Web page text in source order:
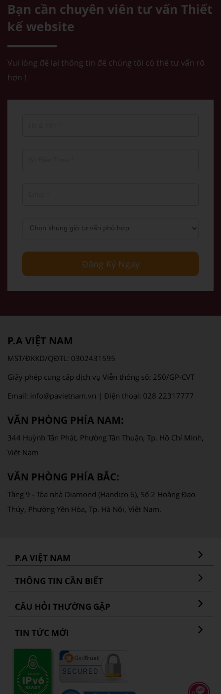
Bạn cần chuyên viên tư vấn Thiết
kế website
Vui lòng để lại thông tin để chúng tôi có thể tư vấn rõ
hơn !
Đăng Ký Ngay
P.A VIỆT NAM
MST/ĐKKD/QĐTL: 0302431595
Giấy phép cung cấp dịch vụ Viễn thông số: 250/GP-CVT
Email: info@pavietnam.vn | Điện thoại: 028 22317777
VĂN PHÒNG PHÍA NAM:
344 Huỳnh Tấn Phát, Phường Tân Thuận, Tp. Hồ Chí Minh,
Việt Nam
VĂN PHÒNG PHÍA BẮC:
Tầng 9 - Tòa nhà Diamond (Handico 6), Số 2 Hoàng Đạo
Thúy, Phường Yên Hòa, Tp. Hà Nội, Việt Nam.
P.A VIỆT NAM
THÔNG TIN CẦN BIẾT
CÂU HỎI THƯỜNG GẶP
TIN TỨC MỚI